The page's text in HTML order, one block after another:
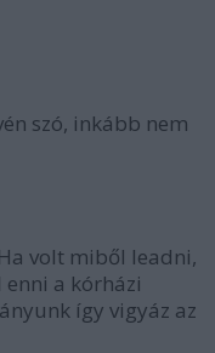
szó, inkább nem
volt miből leadni,
a kórházi
így vigyáz az